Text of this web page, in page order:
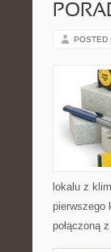
POSTED
lokalu z
pierwszego
połączoną